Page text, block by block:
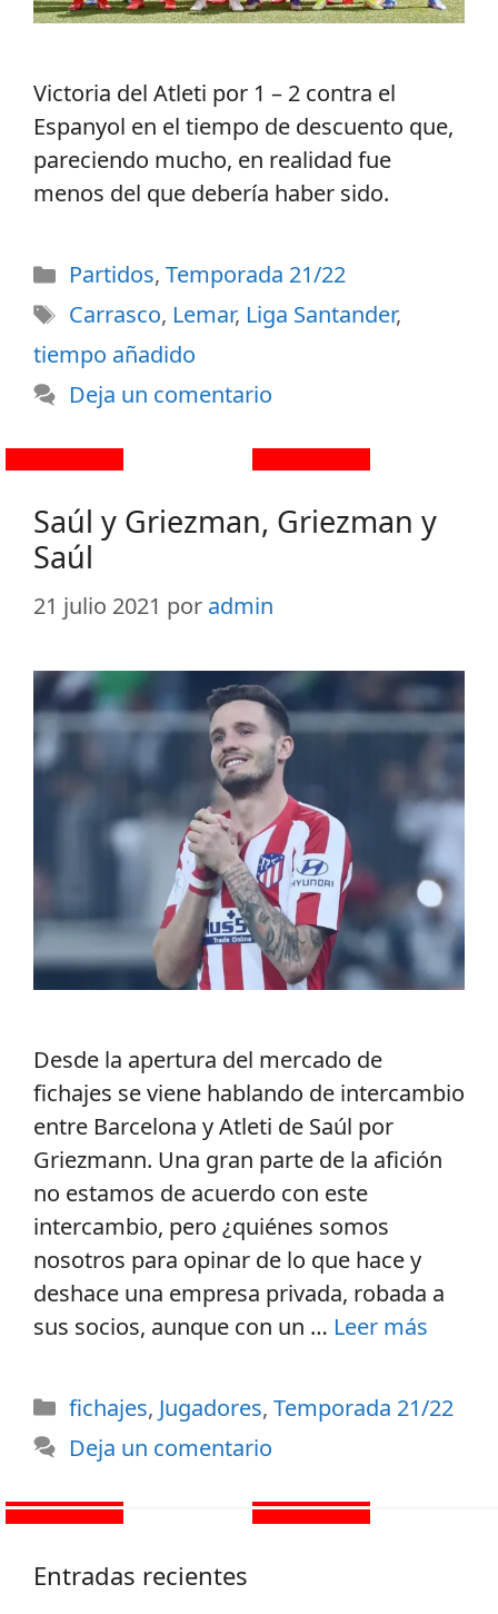
Victoria del Atleti por 1 – 2 contra el
Espanyol en el tiempo de descuento que,
pareciendo mucho, en realidad fue
menos del que debería haber sido.
Partidos, Temporada 21/22
Carrasco, Lemar, Liga Santander,
tiempo añadido
Deja un comentario
Saúl y Griezman, Griezman y
Saúl
21 julio 2021 por admin
Desde la apertura del mercado de
fichajes se viene hablando de intercambio
entre Barcelona y Atleti de Saúl por
Griezmann. Una gran parte de la afición
no estamos de acuerdo con este
intercambio, pero ¿quiénes somos
nosotros para opinar de lo que hace y
deshace una empresa privada, robada a
sus socios, aunque con un … Leer más
fichajes, Jugadores, Temporada 21/22
Deja un comentario
Entradas recientes